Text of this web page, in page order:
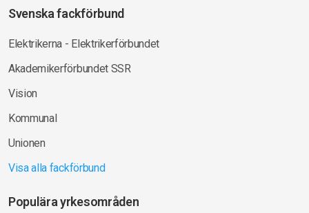
Svenska fackförbund
Elektrikerna - Elektrikerförbundet
Akademikerförbundet SSR
Vision
Kommunal
Unionen
Visa alla fackförbund
Populära yrkesområden